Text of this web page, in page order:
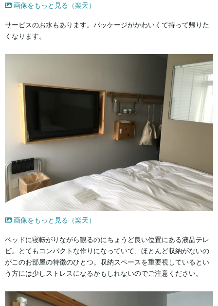
画像をもっと見る（楽天）
サービスのお水もあります。パッケージがかわいくて持って帰りた
くなります。
画像をもっと見る（楽天）
ベッドに寝転がりながら観るのにちょうど良い位置にある液晶テレ
ビ。とてもコンパクトな作りになっていて、ほとんど収納がないの
がこのお部屋の特徴のひとつ。収納スペースを重要視しているとい
う方には少しストレスになるかもしれないのでご注意ください。